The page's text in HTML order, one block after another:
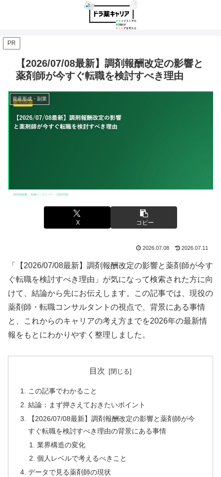
PR
【2026/07/08最新】調剤報酬改定の影響と
薬剤師が今すぐ転職を検討すべき理由
資産形成・副業
X コピー
2026.07.08 2026.07.11
「【2026/07/08最新】調剤報酬改定の影響と薬剤師が今す
ぐ転職を検討すべき理由」が気になって検索された方に向
けて、結論から先にお伝えします。この記事では、現役の
薬剤師・転職コンサルタントの視点で、背景にある事情
と、これからのキャリアの考え方までを2026年の最新情
報をもとにわかりやすく整理しました。
目次
この記事でわかること
結論：まず押さえておきたいポイント
【2026/07/08最新】調剤報酬改定の影響と薬剤師が今
すぐ転職を検討すべき理由の背景にある事情
業界構造の変化
個人レベルで考えるべきこと
データで見る薬剤師の現状